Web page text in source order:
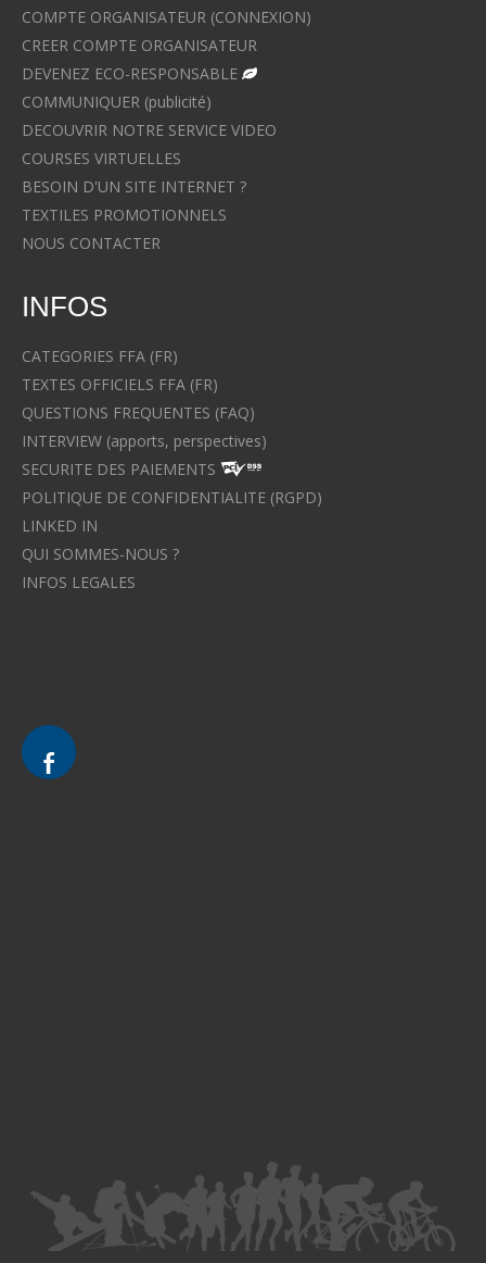
COMPTE ORGANISATEUR (CONNEXION)
CREER COMPTE ORGANISATEUR
DEVENEZ ECO-RESPONSABLE
COMMUNIQUER (publicité)
DECOUVRIR NOTRE SERVICE VIDEO
COURSES VIRTUELLES
BESOIN D'UN SITE INTERNET ?
TEXTILES PROMOTIONNELS
NOUS CONTACTER
INFOS
CATEGORIES FFA (FR)
TEXTES OFFICIELS FFA (FR)
QUESTIONS FREQUENTES (FAQ)
INTERVIEW (apports, perspectives)
SECURITE DES PAIEMENTS
POLITIQUE DE CONFIDENTIALITE (RGPD)
LINKED IN
QUI SOMMES-NOUS ?
INFOS LEGALES